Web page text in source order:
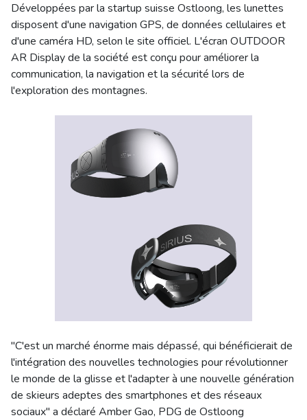
Développées par la startup suisse Ostloong, les lunettes
disposent d'une navigation GPS, de données cellulaires et
d'une caméra HD, selon le site officiel. L'écran OUTDOOR
AR Display de la société est conçu pour améliorer la
communication, la navigation et la sécurité lors de
l'exploration des montagnes.
"C'est un marché énorme mais dépassé, qui bénéficierait de
l'intégration des nouvelles technologies pour révolutionner
le monde de la glisse et l'adapter à une nouvelle génération
de skieurs adeptes des smartphones et des réseaux
sociaux" a déclaré Amber Gao, PDG de Ostloong